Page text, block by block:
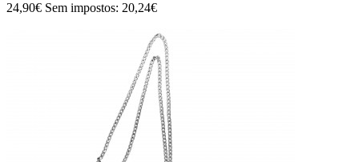
24,90€ Sem impostos: 20,24€